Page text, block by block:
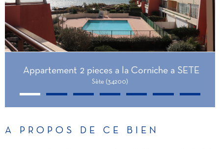
Appartement 2 pieces a la Corniche a SETE
Sète (34200)
A PROPOS DE CE BIEN